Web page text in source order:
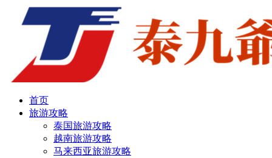
首页
旅游攻略
泰国旅游攻略
越南旅游攻略
马来西亚旅游攻略